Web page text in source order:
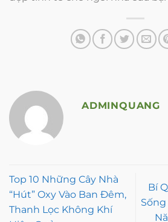
ADMINQUANG
Top 10 Những Cây Nhà
“Hút” Oxy Vào Ban Đêm,
Thanh Lọc Không Khí
Bí